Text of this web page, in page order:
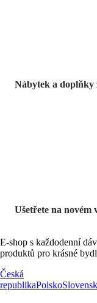
Nábytek a doplňky
Ušetřete na novém
E-shop s každodenní
produktů pro krásné
Česká
republikaPolsko